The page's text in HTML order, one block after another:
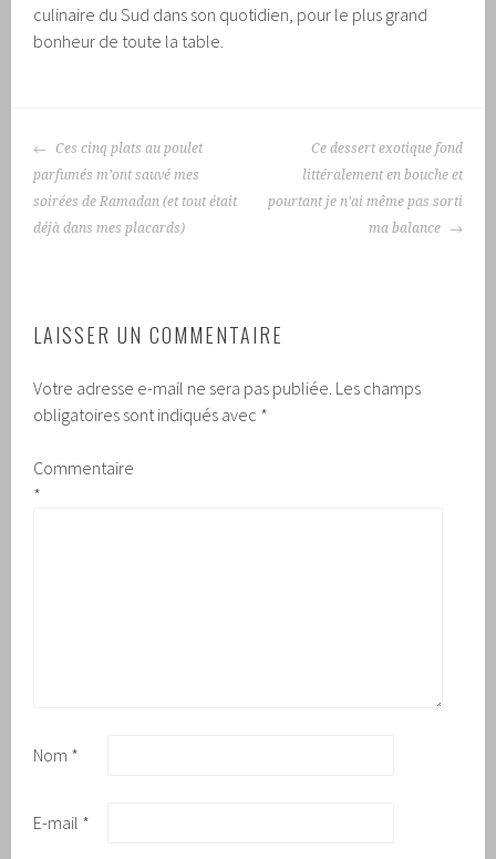
culinaire du Sud dans son quotidien, pour le plus grand
bonheur de toute la table.
NAVIGATION
DES
ARTICLES
Ces cinq plats au poulet
parfumés m’ont sauvé mes
soirées de Ramadan (et tout était
déjà dans mes placards)
Ce dessert exotique fond
littéralement en bouche et
pourtant je n’ai même pas sorti
ma balance
LAISSER UN COMMENTAIRE
Votre adresse e-mail ne sera pas publiée. Les champs
obligatoires sont indiqués avec *
Commentaire
*
Nom *
E-mail *